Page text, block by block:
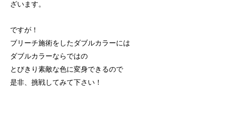
ざいます。
ですが！
ブリーチ施術をしたダブルカラーには
ダブルカラーならではの
とびきり素敵な色に変身できるので
是非、挑戦してみて下さい！